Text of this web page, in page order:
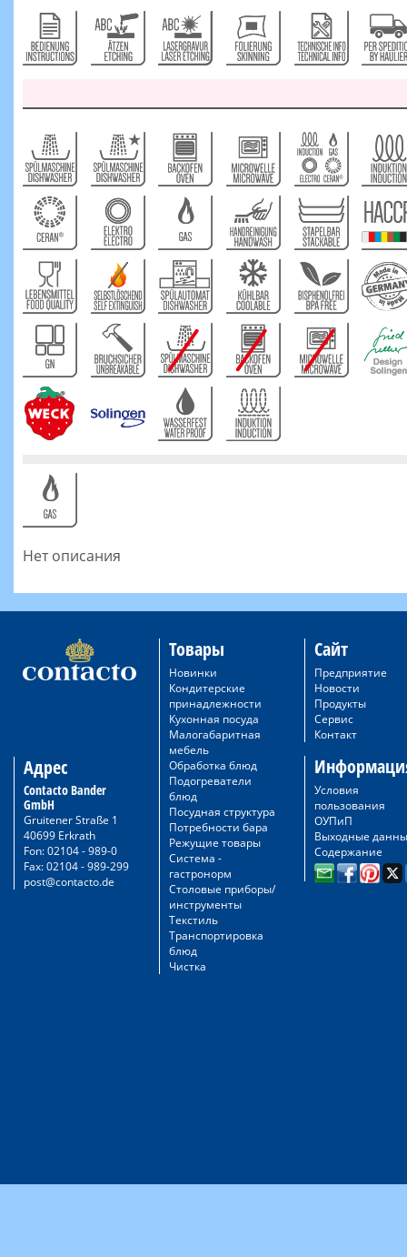
Нет описания
Адрес
Contacto Bander
GmbH
Gruitener Straße 1
40699 Erkrath
Fon: 02104 - 989-0
Fax: 02104 - 989-299
post@contacto.de
Товары
Новинки
Кондитерские
принадлежности
Кухонная посуда
Малогабаритная
мебель
Обработка блюд
Подогреватели
блюд
Посудная структура
Потребности бара
Режущие товары
Система -
гастронорм
Столовые приборы/
инструменты
Текстиль
Транспортировка
блюд
Чистка
Сайт
Предприятие
Новости
Продукты
Сервис
Контакт
Условия
пользования
ОУПиП
Выходные
Содержание